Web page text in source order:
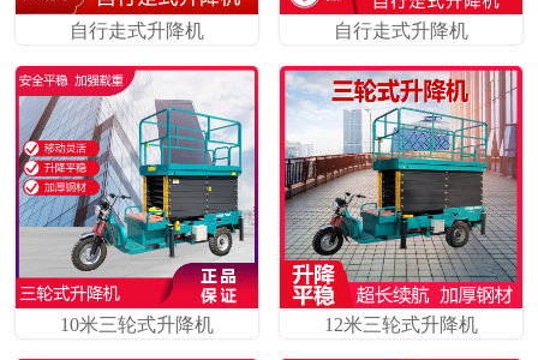
自行走式升降机 自行走式升降机
10米三轮式升降机 12米三轮式升降机